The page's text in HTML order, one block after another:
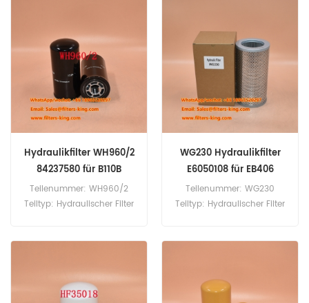
Hydraulikfilter WH960/2
84237580 für B110B
verwendet
Teilenummer: WH960/2
Teiltyp: Hydraulischer Filter
Verwendung für neue
Holland B110B B115 B115B
WG230 Hydraulikfilter
E6050108 für EB406
Bagger
Teilenummer: WG230
Teiltyp: Hydraulischer Filter
Verwendung für PEL -Job
EB 30.4, EB 306, EB 350 XT,